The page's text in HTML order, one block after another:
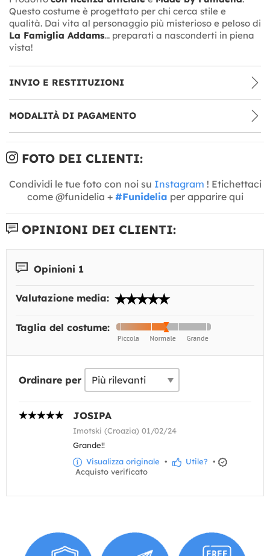
Questo costume è progettato per chi cerca stile e
qualità. Dai vita al personaggio più misterioso e peloso di
La Famiglia Addams... preparati a nasconderti in piena
vista!
INVIO E RESTITUZIONI
MODALITÀ DI PAGAMENTO
FOTO DEI CLIENTI:
Condividi le tue foto con noi su Instagram ! Etichettaci
come @funidelia + #Funidelia per apparire qui
OPINIONI DEI CLIENTI:
Opinioni 1
Valutazione media:
Taglia del costume:
Ordinare per
JOSIPA
Imotski (Croazia) 01/02/24
Grande!!
Visualizza originale • Utile? •
Acquisto verificato